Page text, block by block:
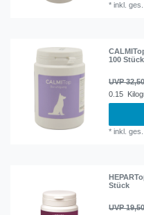
*inkl. ges.
100 Stück
UVP
0.15
*inkl. ges.
Stück
UVP